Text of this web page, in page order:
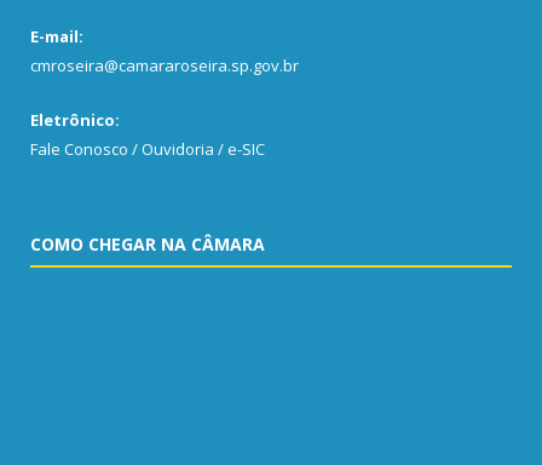
E-mail:
cmroseira@camararoseira.sp.gov.br
Eletrônico:
Fale Conosco / Ouvidoria / e-SIC
COMO CHEGAR NA CÂMARA